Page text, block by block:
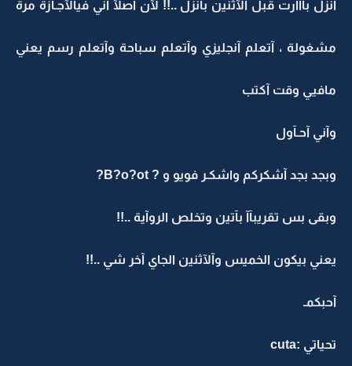
آنزل بااارت قبل الآثنين بآنزل ..!! لآن آصلآ آني فيآلآجـآزة مرة
مشغولة ، آتعلم آنجليزي وآتعلم سباحة وآتعلم رسم يعني
مافيي وقت آكتب
وآني آحـآول
وبجد بجد آشكركم واشكـر فويو و ? B?o?ot?
وبقى بس تقريبآآ بآتين وتخلص الروآية ..!!
يعني بيكون الخميس وآلآثنين الجاي آخر شي ..!!
آحبكمـ
تحياتي :cuta